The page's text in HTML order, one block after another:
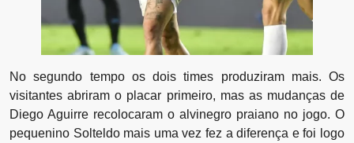
No segundo tempo os dois times produziram mais. Os
visitantes abriram o placar primeiro, mas as mudanças de
Diego Aguirre recolocaram o alvinegro praiano no jogo. O
pequenino Solteldo mais uma vez fez a diferença e foi logo